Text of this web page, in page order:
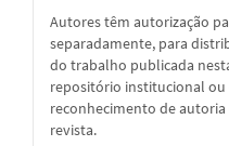
Autores têm autorização
separadamente, para
do trabalho publicada
repositório institucional
reconhecimento de
revista.